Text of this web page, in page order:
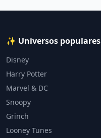
✨ Universos populares
Disney
Harry Potter
Marvel & DC
Snoopy
Grinch
Looney Tunes